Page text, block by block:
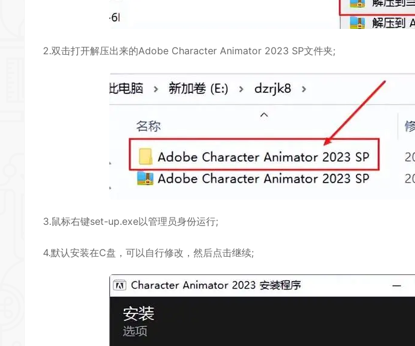
2.双击打开解压出来的Adobe Character Animator 2023 SP文件夹;
3.鼠标右键set-up.exe以管理员身份运行;
4.默认安装在C盘，可以自行修改，然后点击继续;